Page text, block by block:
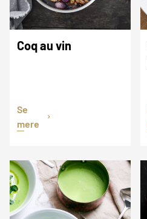
Coq au vin
Se
mere